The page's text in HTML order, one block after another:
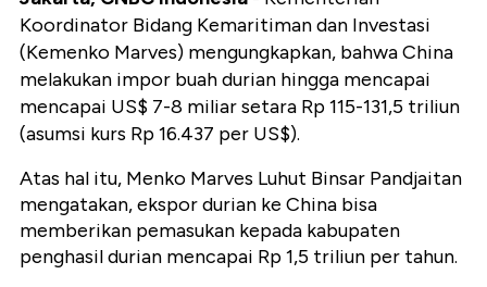
Koordinator Bidang Kemaritiman dan Investasi
(Kemenko Marves) mengungkapkan, bahwa China
melakukan impor buah durian hingga mencapai
mencapai US$ 7-8 miliar setara Rp 115-131,5 triliun
(asumsi kurs Rp 16.437 per US$).
Atas hal itu, Menko Marves Luhut Binsar Pandjaitan
mengatakan, ekspor durian ke China bisa
memberikan pemasukan kepada kabupaten
penghasil durian mencapai Rp 1,5 triliun per tahun.